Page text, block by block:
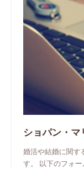
ショパン・
婚活や結婚に関す
す。 以下のフォ